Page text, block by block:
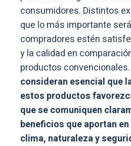
consumidores. Distintos
que lo más importante
compradores estén
y la calidad en
productos
consideran esencial que
estos productos
que se comuniquen
beneficios que aportan
clima, naturaleza y